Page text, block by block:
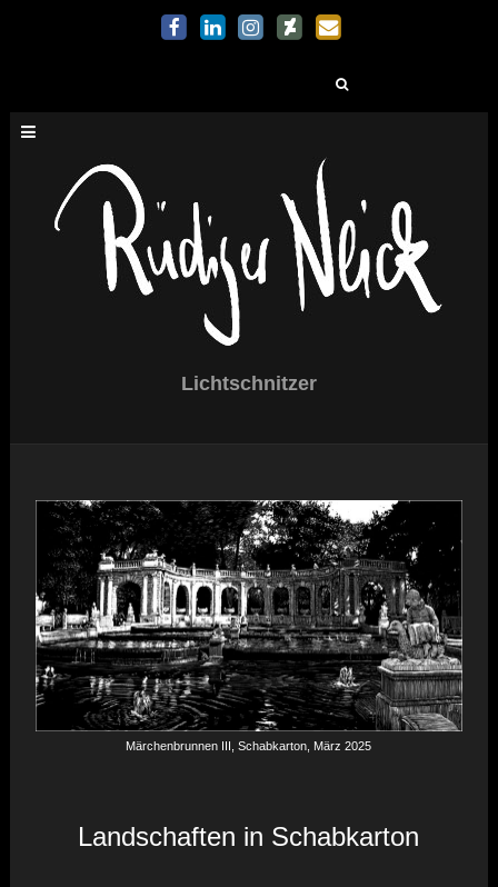
Lichtschnitzer
Märchenbrunnen III, Schabkarton, März 2025
Landschaften in Schabkarton